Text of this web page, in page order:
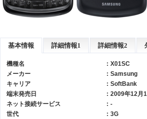
基本情報 詳細情報1 詳細情報2
機種名
：X01SC
メーカー
： Samsung
キャリア
： SoftBank
端末発売日
：2009年12月
ネット接続サービス
：-
世代
：3G